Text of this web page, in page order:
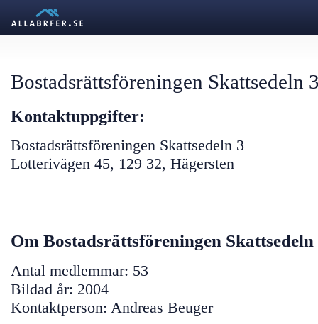
Bostadsrättsföreningen Skattsedeln
Kontaktuppgifter:
Bostadsrättsföreningen Skattsedeln 3
Lotterivägen 45, 129 32, Hägersten
Om Bostadsrättsföreningen Skattsedeln
Antal medlemmar: 53
Bildad år: 2004
Kontaktperson: Andreas Beuger